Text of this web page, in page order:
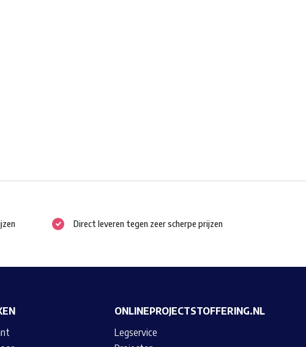
Direct leveren tegen zeer scherpe prijzen
ONLINEPROJECTSTOFFERING.NL
Legservice